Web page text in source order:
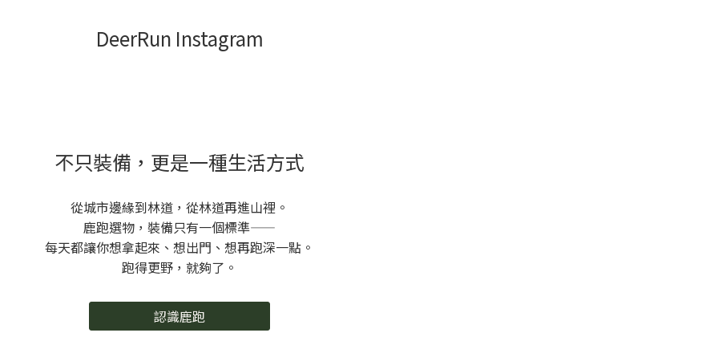
DeerRun Instagram
不只裝備，更是一種生活方式
從城市邊緣到林道，從林道再進山裡。
鹿跑選物，裝備只有一個標準——
每天都讓你想拿起來、想出門、想再跑深一點。
跑得更野，就夠了。
認識鹿跑